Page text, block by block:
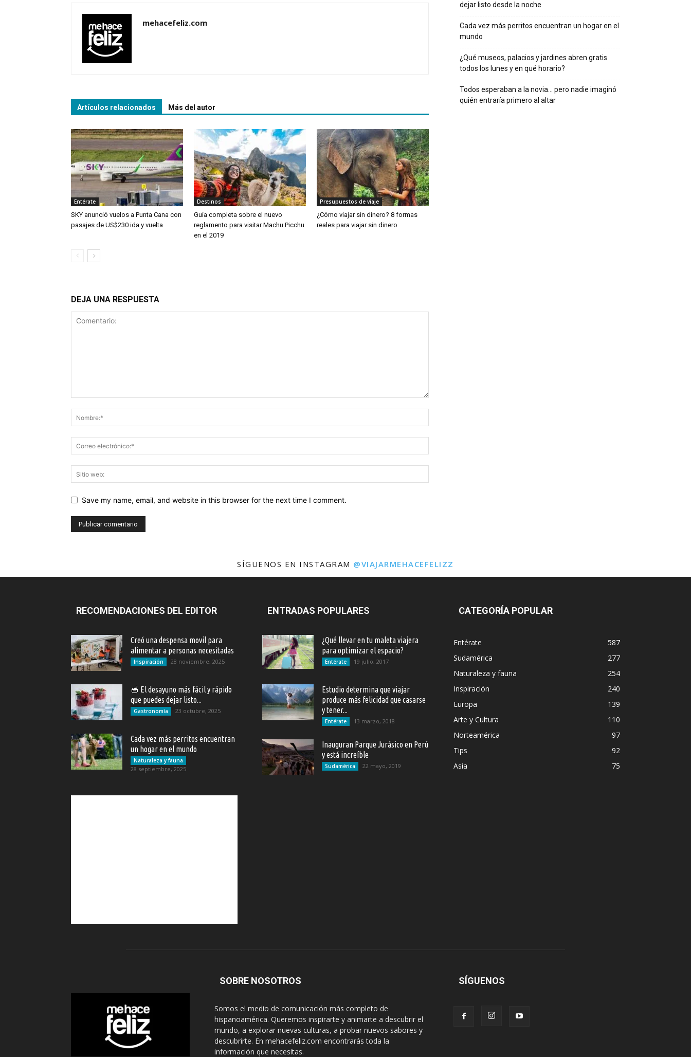
mehacefeliz.com
Artículos relacionados Más del autor
Entérate
SKY anunció vuelos a Punta Cana con
pasajes de US$230 ida y vuelta
Destinos
Guía completa sobre el nuevo
reglamento para visitar Machu Picchu
en el 2019
Presupuestos de viaje
¿Cómo viajar sin dinero? 8 formas
reales para viajar sin dinero
DEJA UNA RESPUESTA
Save my name, email, and website in this browser for the next time I comment.
dejar listo desde la noche
Cada vez más perritos encuentran un hogar en el
mundo
¿Qué museos, palacios y jardines abren gratis
todos los lunes y en qué horario?
Todos esperaban a la novia… pero nadie imaginó
quién entraría primero al altar
SÍGUENOS EN INSTAGRAM @VIAJARMEHACEFELIZZ
RECOMENDACIONES DEL EDITOR
Creó una despensa movil para
alimentar a personas necesitadas
Inspiración 28 noviembre, 2025
🥣 El desayuno más fácil y rápido
que puedes dejar listo...
Gastronomía 23 octubre, 2025
Cada vez más perritos encuentran
un hogar en el mundo
Naturaleza y fauna
28 septiembre, 2025
ENTRADAS POPULARES
¿Qué llevar en tu maleta viajera
para optimizar el espacio?
Entérate 19 julio, 2017
Estudio determina que viajar
produce más felicidad que casarse
y tener...
Entérate 13 marzo, 2018
Inauguran Parque Jurásico en Perú
y está increíble
Sudamérica 22 mayo, 2019
CATEGORÍA POPULAR
Entérate
587
Sudamérica
277
Naturaleza y fauna
254
Inspiración
240
Europa
139
Arte y Cultura
110
Norteamérica
97
Tips
92
Asia
75
SOBRE NOSOTROS
Somos el medio de comunicación más completo de
hispanoamérica. Queremos inspirarte y animarte a descubrir el
mundo, a explorar nuevas culturas, a probar nuevos sabores y
descubrirte. En mehacefeliz.com encontrarás toda la
información que necesitas.
SÍGUENOS